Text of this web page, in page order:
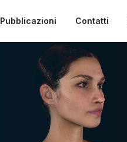
Pubblicazioni Contatti